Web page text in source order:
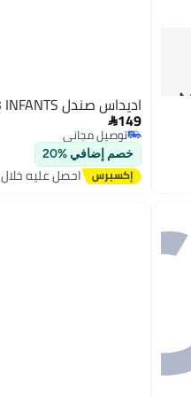
اديداس صندل ADILETTE SANDAL 3 INFANTS
149
توصيل مجاني
توصيل مجاني
خصم إضافي %20
احصل عليه خلال